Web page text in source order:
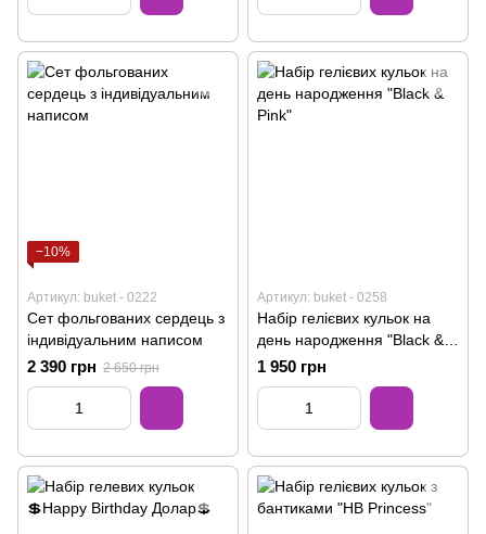
−10%
Артикул: buket - 0222
Сет фольгованих сердець з
індивідуальним написом
2 390 грн 2 650 грн
Артикул: buket - 0258
Набір гелієвих кульок на
день народження "Black &
Pink"
1 950 грн